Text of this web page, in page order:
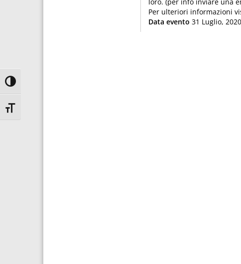
Attiva/disattiva alto contrasto
Attiva/disattiva dimensione testo
Per ulteriori informazioni
Data evento 31 Luglio, 2020